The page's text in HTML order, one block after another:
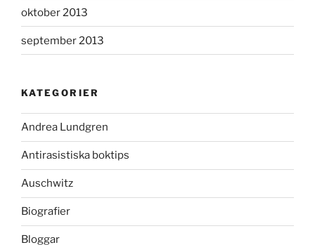
oktober 2013
september 2013
KATEGORIER
Andrea Lundgren
Antirasistiska boktips
Auschwitz
Biografier
Bloggar